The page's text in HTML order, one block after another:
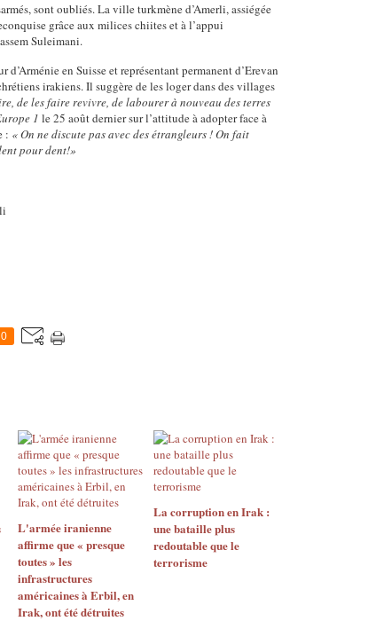
sont oubliés. La ville turkmène d’Amerli, assiégée
grâce aux milices chiites et à l’appui
Suleimani.
en Suisse et représentant permanent d’Erevan
irakiens. Il suggère de les loger dans des villages
de les faire revivre, de labourer à nouveau des terres
1 le 25 août dernier sur l’attitude à adopter face à
: « On ne discute pas avec des étrangleurs ! On fait
pour dent!»
0
L'armée iranienne
affirme que « presque
toutes » les
infrastructures
américaines à Erbil, en
Irak, ont été détruites
La corruption en Irak :
une bataille plus
redoutable que le
terrorisme